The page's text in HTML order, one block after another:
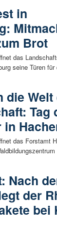
in
Brot
das
seine Türen für
die Welt
Tag
in
das Forstamt
Nach
der
bei